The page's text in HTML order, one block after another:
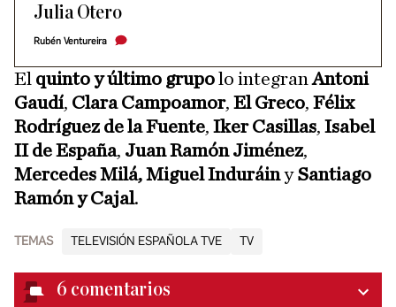
Julia Otero
Rubén Ventureira
El quinto y último grupolo integranAntoni
Gaudí, Clara Campoamor, El Greco, Félix
Rodríguez de la Fuente, Iker Casillas, Isabel
II de España, Juan Ramón Jiménez,
Mercedes Milá,Miguel InduráinySantiago
Ramón y Cajal.
TEMAS TELEVISIÓN ESPAÑOLA TVE TV
6 comentarios